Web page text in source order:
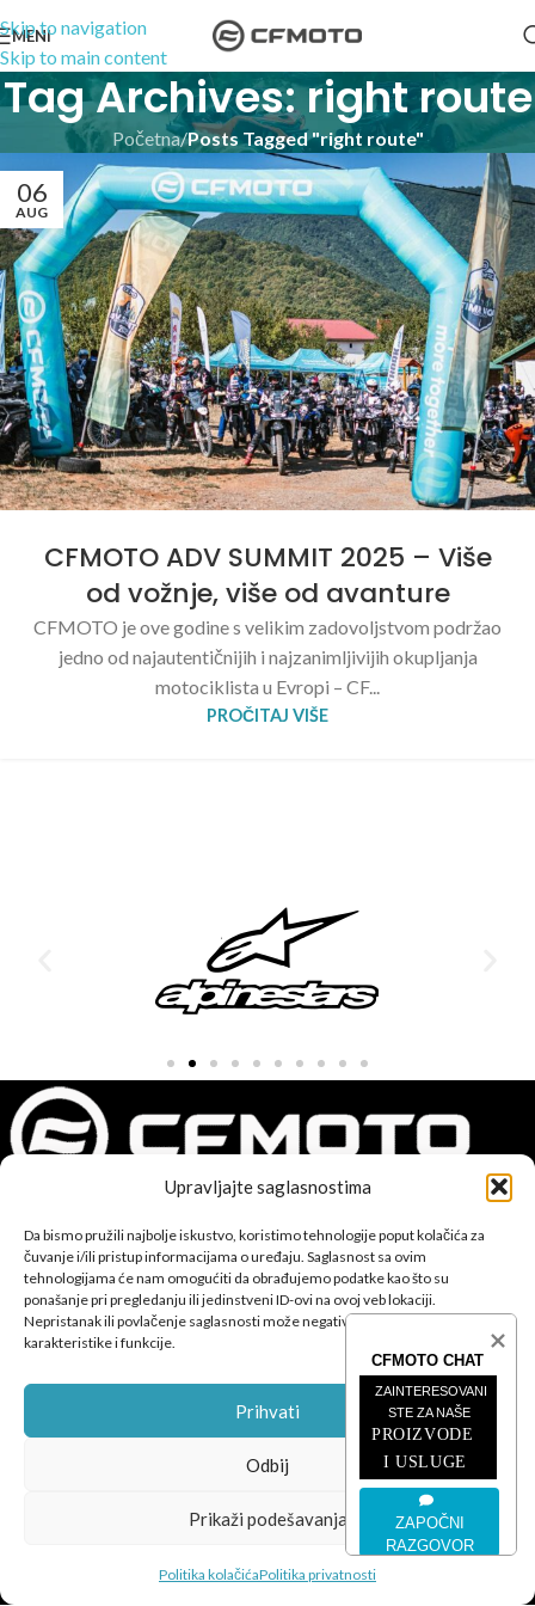
Upravljajte saglasnostima
Da bismo pružili najbolje iskustvo, koristimo tehnologije poput kolačića za
čuvanje i/ili pristup informacijama o uređaju. Saglasnost sa ovim
tehnologijama će nam omogućiti da obrađujemo podatke kao što su
ponašanje pri pregledanju ili jedinstveni ID-ovi na ovoj veb lokaciji.
Nepristanak ili povlačenje saglasnosti može negativno uticati na određene
karakteristike i funkcije.
Prihvati
Odbij
Prikaži podešavanja
Politika kolačićaPolitika privatnosti
Skip to navigation
Skip to main content
MENI
Tag Archives: right route
Početna/Posts Tagged "right route"
06
AUG
CFMOTO ADV SUMMIT 2025 – Više
od vožnje, više od avanture
CFMOTO je ove godine s velikim zadovoljstvom podržao
jedno od najautentičnijih i najzanimljivijih okupljanja
motociklista u Evropi – CF...
PROČITAJ VIŠE
CFMOTO proizvodi dizajnirani su za one koji od vozila očekuju
savršene performanse, pouzdanost i maksimalno uzbuđenje u
svakoj vožnji.
CFMOTO CHAT
ZAINTERESOVANI
STE ZA NAŠE
ZAPOČNI
RAZGOVOR
PROIZVODE
I USLUGE